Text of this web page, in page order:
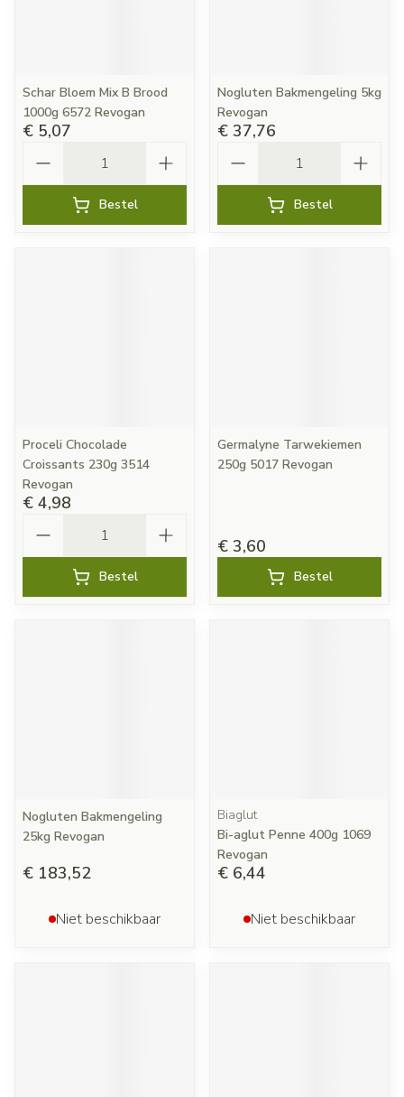
Schar Bloem Mix B Brood
1000g 6572 Revogan
€ 5,07
Bestel
Nogluten Bakmengeling 5kg
Revogan
€ 37,76
Bestel
Proceli Chocolade
Croissants 230g 3514
Revogan
€ 4,98
Bestel
Germalyne Tarwekiemen
250g 5017 Revogan
€ 3,60
Bestel
Nogluten Bakmengeling
25kg Revogan
€ 183,52
Niet beschikbaar
Biaglut
Bi-aglut Penne 400g 1069
Revogan
€ 6,44
Niet beschikbaar